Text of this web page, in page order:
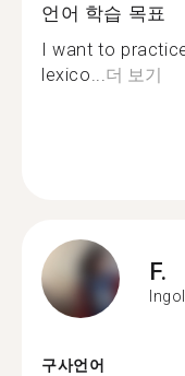
언어 학습 목표
I want to
lexico...더 보기
F.
구사언어